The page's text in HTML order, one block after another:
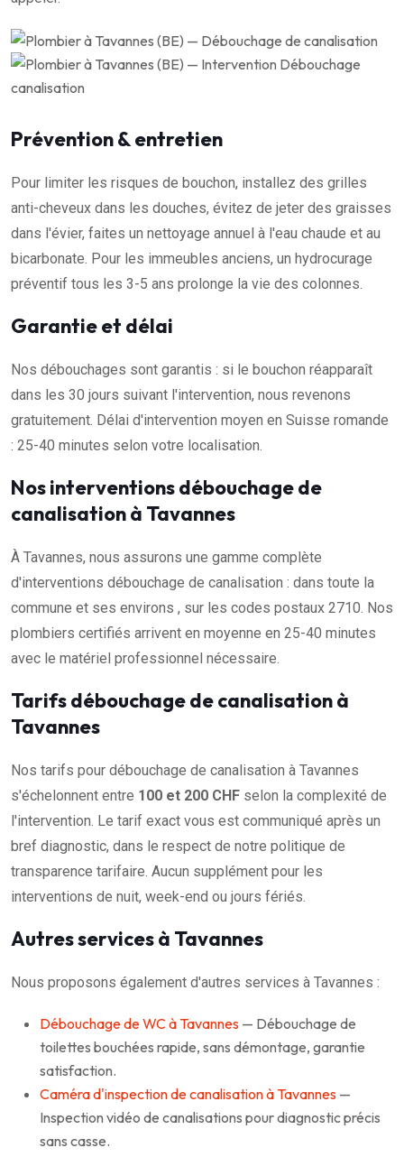
Prévention & entretien
Pour limiter les risques de bouchon, installez des grilles
anti-cheveux dans les douches, évitez de jeter des graisses
dans l'évier, faites un nettoyage annuel à l'eau chaude et au
bicarbonate. Pour les immeubles anciens, un hydrocurage
préventif tous les 3-5 ans prolonge la vie des colonnes.
Garantie et délai
Nos débouchages sont garantis : si le bouchon réapparaît
dans les 30 jours suivant l'intervention, nous revenons
gratuitement. Délai d'intervention moyen en Suisse romande
: 25-40 minutes selon votre localisation.
Nos interventions débouchage de
canalisation à Tavannes
À Tavannes, nous assurons une gamme complète
d'interventions débouchage de canalisation : dans toute la
commune et ses environs , sur les codes postaux 2710. Nos
plombiers certifiés arrivent en moyenne en 25-40 minutes
avec le matériel professionnel nécessaire.
Tarifs débouchage de canalisation à
Tavannes
Nos tarifs pour débouchage de canalisation à Tavannes
s'échelonnent entre 100 et 200 CHF selon la complexité de
l'intervention. Le tarif exact vous est communiqué après un
bref diagnostic, dans le respect de notre politique de
transparence tarifaire. Aucun supplément pour les
interventions de nuit, week-end ou jours fériés.
Autres services à Tavannes
Nous proposons également d'autres services à Tavannes :
Débouchage de WC à Tavannes — Débouchage de
toilettes bouchées rapide, sans démontage, garantie
satisfaction.
Caméra d'inspection de canalisation à Tavannes —
Inspection vidéo de canalisations pour diagnostic précis
sans casse.